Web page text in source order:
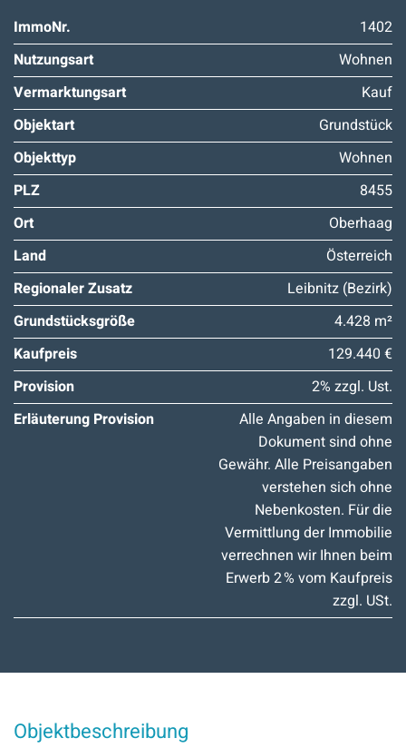
ImmoNr.
1402
Nutzungsart
Wohnen
Vermarktungsart
Kauf
Objektart
Grundstück
Objekttyp
Wohnen
PLZ
8455
Ort
Oberhaag
Land
Österreich
Regionaler Zusatz
Leibnitz (Bezirk)
Grundstücksgröße
4.428 m²
Kaufpreis
129.440 €
Provision
2% zzgl. Ust.
Erläuterung Provision
Alle Angaben in diesem
Dokument sind ohne
Gewähr. Alle Preisangaben
verstehen sich ohne
Nebenkosten. Für die
Vermittlung der Immobilie
verrechnen wir Ihnen beim
Erwerb 2 % vom Kaufpreis
zzgl. USt.
Objektbeschreibung